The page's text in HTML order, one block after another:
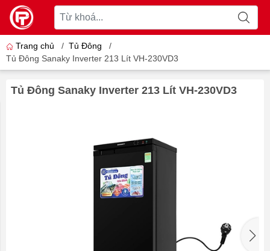
Trang chủ / Tủ Đông
/
Tủ Đông Sanaky Inverter 213 Lít VH-230VD3
Tủ Đông Sanaky Inverter 213 Lít VH-230VD3